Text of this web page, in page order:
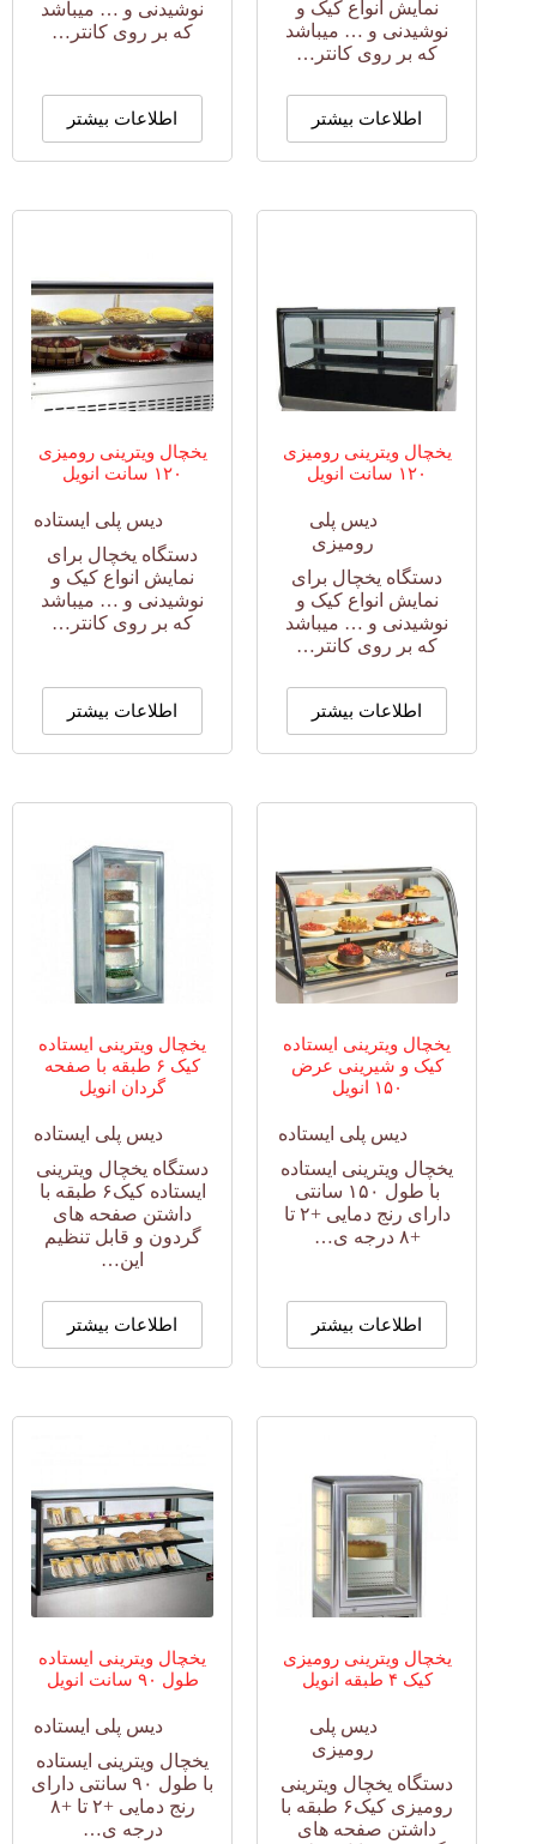
نمایش انواع کیک و
نوشیدنی و … میباشد
که بر روی کانتر…
اطلاعات بیشتر
نوشیدنی و … میباشد
که بر روی کانتر…
اطلاعات بیشتر
یخچال ویترینی رومیزی
۱۲۰ سانت انویل
دیس پلی
رومیزی
دستگاه یخچال برای
نمایش انواع کیک و
نوشیدنی و … میباشد
که بر روی کانتر…
اطلاعات بیشتر
یخچال ویترینی رومیزی
۱۲۰ سانت انویل
دیس پلی ایستاده
دستگاه یخچال برای
نمایش انواع کیک و
نوشیدنی و … میباشد
که بر روی کانتر…
اطلاعات بیشتر
یخچال ویترینی ایستاده
کیک و شیرینی عرض
۱۵۰ انویل
دیس پلی ایستاده
یخچال ویترینی ایستاده
با طول ۱۵۰ سانتی
دارای رنج دمایی +۲ تا
+۸ درجه ی…
اطلاعات بیشتر
یخچال ویترینی ایستاده
کیک ۶ طبقه با صفحه
گردان انویل
دیس پلی ایستاده
دستگاه یخچال ویترینی
ایستاده کیک۶ طبقه با
داشتن صفحه های
گردون و قابل تنظیم
این…
اطلاعات بیشتر
یخچال ویترینی رومیزی
کیک ۴ طبقه انویل
دیس پلی
رومیزی
دستگاه یخچال ویترینی
رومیزی کیک۶ طبقه با
داشتن صفحه های
یخچال ویترینی ایستاده
طول ۹۰ سانت انویل
دیس پلی ایستاده
یخچال ویترینی ایستاده
با طول ۹۰ سانتی دارای
رنج دمایی +۲ تا +۸
درجه ی…